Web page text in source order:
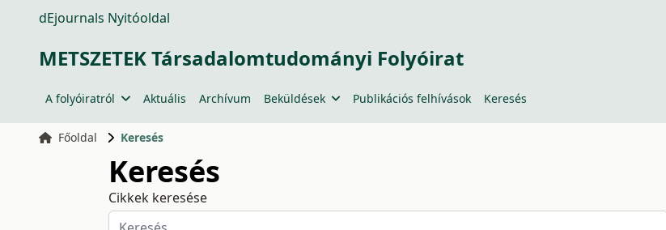
dEjournals Nyitóoldal
METSZETEK Társadalomtudományi Folyóirat
A folyóiratról Aktuális Archívum Beküldések Publikációs felhívások Keresés
Főoldal Keresés
Keresés
Cikkek keresése